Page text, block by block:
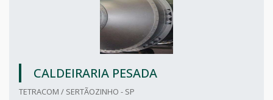
CALDEIRARIA PESADA
TETRACOM / SERTÃOZINHO - SP